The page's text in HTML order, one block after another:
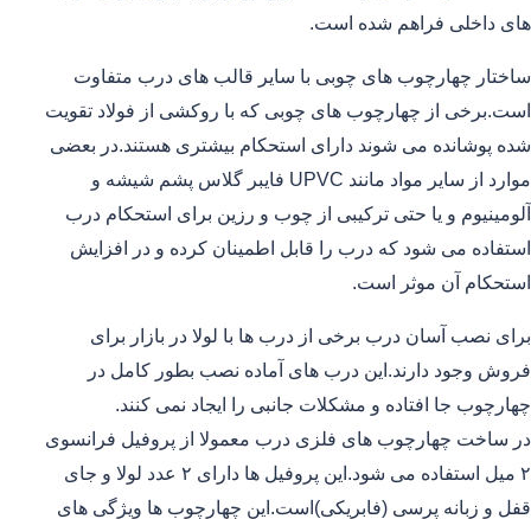
های داخلی فراهم شده است.
ساختار چهارچوب های چوبی با سایر قالب های درب متفاوت
است.برخی از چهارچوب های چوبی که با روکشی از فولاد تقویت
شده پوشانده می شوند دارای استحکام بیشتری هستند.در بعضی
موارد از سایر مواد مانند UPVC فایبر گلاس پشم شیشه و
آلومینیوم و یا حتی ترکیبی از چوب و رزین برای استحکام درب
استفاده می شود که درب را قابل اطمینان کرده و در افزایش
استحکام آن موثر است.
برای نصب آسان درب برخی از درب ها با لولا در بازار برای
فروش وجود دارند.این درب های آماده نصب بطور کامل در
چهارچوب جا افتاده و مشکلات جانبی را ایجاد نمی کنند.
در ساخت چهارچوب های فلزی درب معمولا از پروفیل فرانسوی
۲ میل استفاده می شود.این پروفیل ها دارای ۲ عدد لولا و جای
قفل و زبانه پرسی (فابریکی)است.این چهارچوب ها ویژگی های